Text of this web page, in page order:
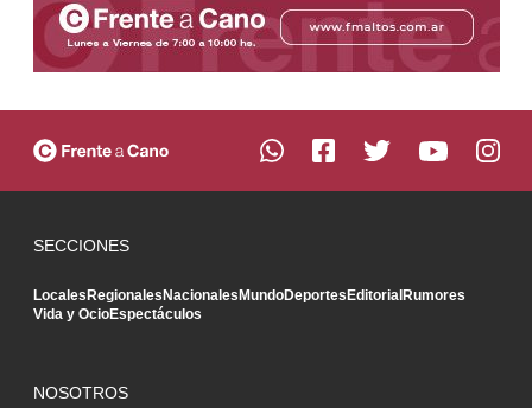
SECCIONES
Locales Regionales Nacionales MundoDeportes Editorial Rumores
Vida y OcioEspectáculos
NOSOTROS